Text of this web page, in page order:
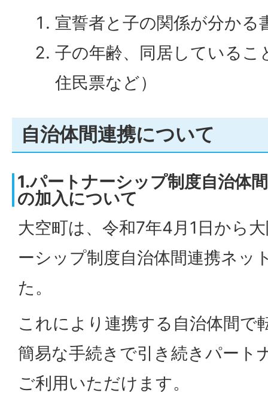
宣誓者と子の関係が分かる
子の年齢、同居しているこ
住民票など）
自治体間連携について
1.パートナーシップ制度自治体
の加入について
大空町は、令和7年4月1日から
ーシップ制度自治体間連携ネッ
た。
これにより連携する自治体間で
簡易な手続きで引き続きパート
ご利用いただけます。